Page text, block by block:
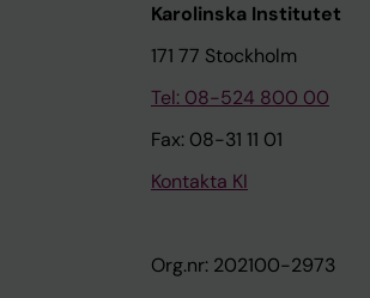
Karolinska Institutet
171 77 Stockholm
Tel: 08-524 800 00
Fax: 08-31 11 01
Kontakta KI
Org.nr: 202100-2973